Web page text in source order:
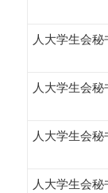
人大学生会秘
人大学生会秘
人大学生会秘
人大学生会秘